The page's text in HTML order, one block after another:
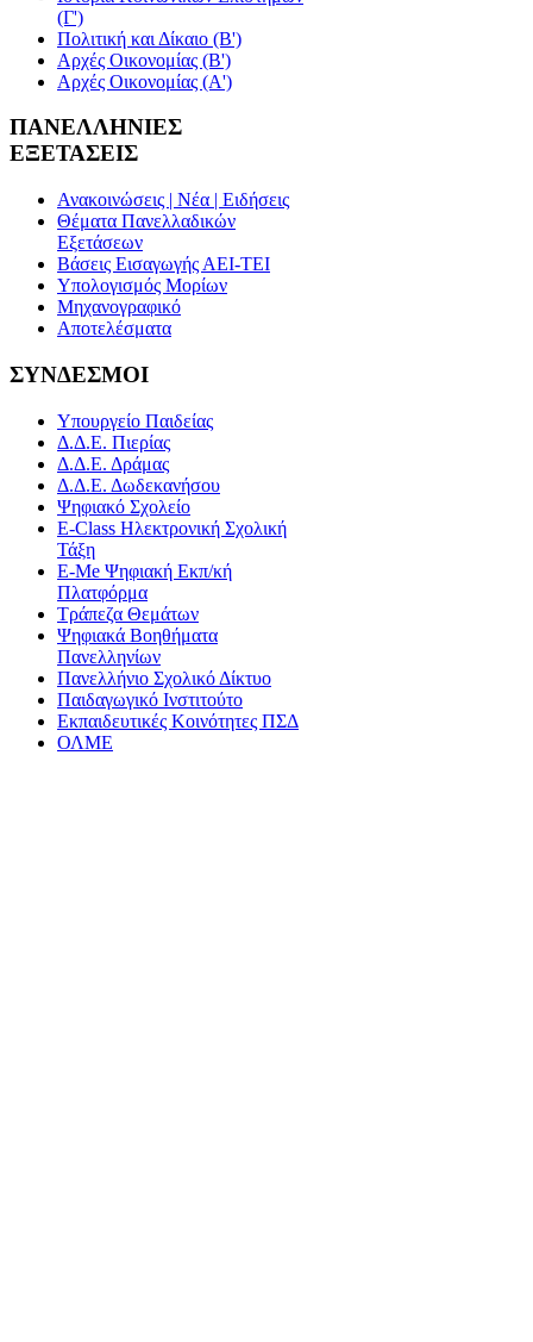
(Γ')
Πολιτική και Δίκαιο (Β')
Αρχές Οικονομίας (Β')
Αρχές Οικονομίας (Α')
ΠΑΝΕΛΛΗΝΙΕΣ
ΕΞΕΤΑΣΕΙΣ
Ανακοινώσεις | Νέα | Ειδήσεις
Θέματα Πανελλαδικών
Εξετάσεων
Βάσεις Εισαγωγής ΑΕΙ-ΤΕΙ
Υπολογισμός Μορίων
Μηχανογραφικό
Αποτελέσματα
ΣΥΝΔΕΣΜΟΙ
Υπουργείο Παιδείας
Δ.Δ.Ε. Πιερίας
Δ.Δ.Ε. Δράμας
Δ.Δ.Ε. Δωδεκανήσου
Ψηφιακό Σχολείο
E-Class Ηλεκτρονική Σχολική
Τάξη
E-Me Ψηφιακή Εκπ/κή
Πλατφόρμα
Τράπεζα Θεμάτων
Ψηφιακά Βοηθήματα
Πανελληνίων
Πανελλήνιο Σχολικό Δίκτυο
Παιδαγωγικό Ινστιτούτο
Εκπαιδευτικές Κοινότητες ΠΣΔ
ΟΛΜΕ